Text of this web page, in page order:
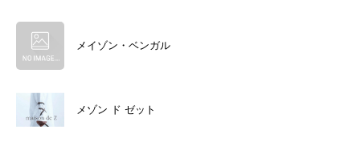
メイゾン・ベンガル
メゾン ド ゼット